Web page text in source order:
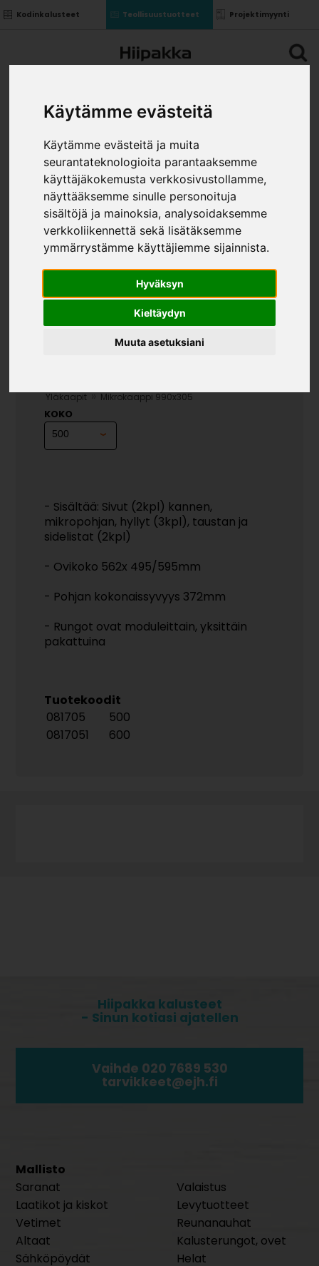
Käytämme evästeitä
Käytämme evästeitä ja muita
seurantateknologioita parantaaksemme
käyttäjäkokemusta verkkosivustollamme,
näyttääksemme sinulle personoituja
sisältöjä ja mainoksia, analysoidaksemme
verkkoliikennettä sekä lisätäksemme
ymmärrystämme käyttäjiemme sijainnista.
Hyväksyn
Kieltäydyn
Muuta asetuksiani
Kodinkalusteet Teollisuustuotteet Projektimyynti
Yläkaapit»Mikrokaappi 990x305
KOKO
- Sisältää: Sivut (2kpl) kannen,
mikropohjan, hyllyt (3kpl), taustan ja
sidelistat (2kpl)
- Ovikoko 562x 495/595mm
- Pohjan kokonaissyvyys 372mm
- Rungot ovat moduleittain, yksittäin
pakattuina
Tuotekoodit
081705
500
0817051
600
Hiipakka kalusteet
- Sinun kotiasi ajatellen
Vaihde 020 7689 530
tarvikkeet@ejh.fi
Mallisto
Saranat
Laatikot ja kiskot
Vetimet
Altaat
Sähköpöydät
Valaistus
Levytuotteet
Reunanauhat
Kalusterungot, ovet
Helat